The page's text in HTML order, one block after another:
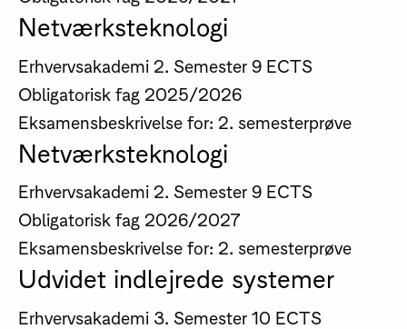
Netværksteknologi
Erhvervsakademi 2. Semester 9 ECTS
Obligatorisk fag 2025/2026
Eksamensbeskrivelse for: 2. semesterprøve
Netværksteknologi
Erhvervsakademi 2. Semester 9 ECTS
Obligatorisk fag 2026/2027
Eksamensbeskrivelse for: 2. semesterprøve
Udvidet indlejrede systemer
Erhvervsakademi 3. Semester 10 ECTS